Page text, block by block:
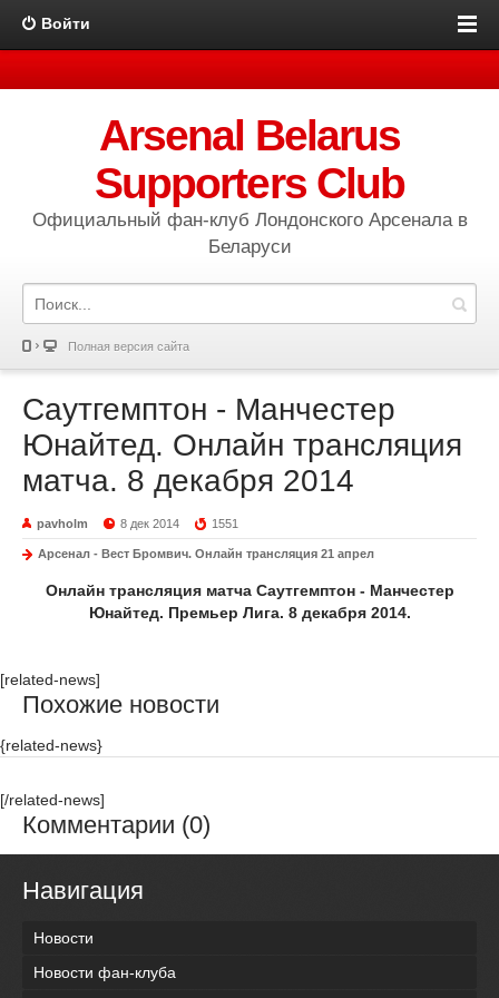
Войти
Arsenal Belarus
Supporters Club
Официальный фан-клуб Лондонского Арсенала в
Беларуси
Полная версия сайта
Саутгемптон - Манчестер
Юнайтед. Онлайн трансляция
матча. 8 декабря 2014
pavholm 8 дек 2014 1551
Арсенал - Вест Бромвич. Онлайн трансляция 21 апрел
Онлайн трансляция матча Саутгемптон - Манчестер
Юнайтед. Премьер Лига. 8 декабря 2014.
[related-news]
Похожие новости
{related-news}
[/related-news]
Комментарии (0)
Навигация
Новости
Новости фан-клуба